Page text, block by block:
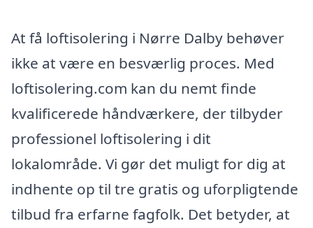
At få loftisolering i Nørre Dalby behøver
ikke at være en besværlig proces. Med
loftisolering.com kan du nemt finde
kvalificerede håndværkere, der tilbyder
professionel loftisolering i dit
lokalområde. Vi gør det muligt for dig at
indhente op til tre gratis og uforpligtende
tilbud fra erfarne fagfolk. Det betyder, at